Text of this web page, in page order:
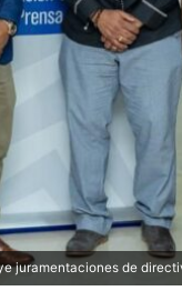
juramentaciones de